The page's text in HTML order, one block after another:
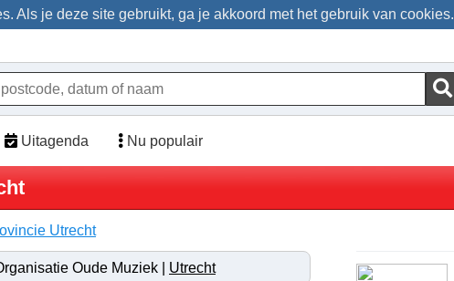
Als je deze site gebruikt, ga je akkoord met het gebruik van cookies.
Uitagenda Nu populair
Utrecht
Oude Muziek | Utrecht